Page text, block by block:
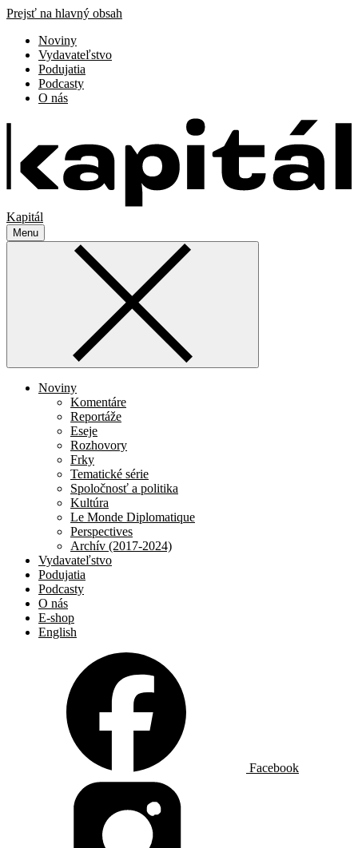
Prejsť na hlavný obsah
Noviny
Vydavateľstvo
Podujatia
Podcasty
O nás
Kapitál
Menu
Noviny
Komentáre
Reportáže
Eseje
Rozhovory
Frky
Tematické série
Spoločnosť a politika
Kultúra
Le Monde Diplomatique
Perspectives
Archív (2017-2024)
Vydavateľstvo
Podujatia
Podcasty
O nás
E-shop
English
Facebook